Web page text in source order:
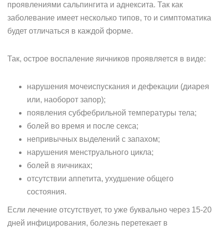
проявлениями сальпингита и аднексита. Так как
заболевание имеет несколько типов, то и симптоматика
будет отличаться в каждой форме.
Так, острое воспаление яичников проявляется в виде:
нарушения мочеиспускания и дефекации (диарея
или, наоборот запор);
появления субфебрильной температуры тела;
болей во время и после секса;
непривычных выделений с запахом;
нарушения менструального цикла;
болей в яичниках;
отсутствии аппетита, ухудшение общего
состояния.
Если лечение отсутствует, то уже буквально через 15-20
дней инфицирования, болезнь перетекает в